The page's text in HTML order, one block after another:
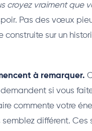
croyez vraiment que
Pas des vœux
construite sur un
à remarquer.
si vous
commente votre
différent. Ces